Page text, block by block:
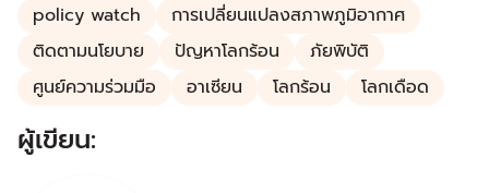
policy watch
การเปลี่ยนแปลงสภาพภูมิอากาศ
ติดตามนโยบาย
ปัญหาโลกร้อน
ภัยพิบัติ
ศูนย์ความร่วมมือ
อาเซียน โลกร้อน โลกเดือด
ผู้เขียน: